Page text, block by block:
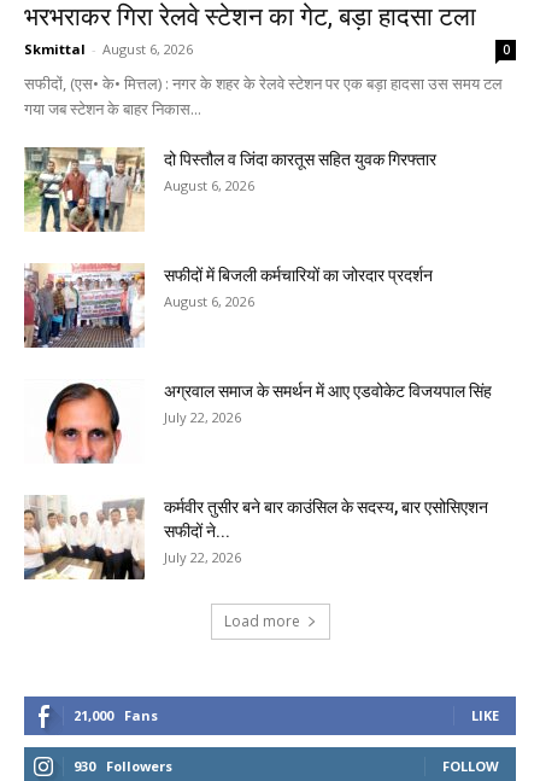
भरभराकर गिरा रेलवे स्टेशन का गेट, बड़ा हादसा टला
Skmittal - August 6, 2026 0
सफीदों, (एस• के• मित्तल) : नगर के शहर के रेलवे स्टेशन पर एक बड़ा हादसा उस समय टल
गया जब स्टेशन के बाहर निकास...
दो पिस्तौल व जिंदा कारतूस सहित युवक गिरफ्तार
August 6, 2026
सफीदों में बिजली कर्मचारियों का जोरदार प्रदर्शन
August 6, 2026
अग्रवाल समाज के समर्थन में आए एडवोकेट विजयपाल सिंह
July 22, 2026
कर्मवीर तुसीर बने बार काउंसिल के सदस्य, बार एसोसिएशन
सफीदों ने...
July 22, 2026
Load more
21,000 Fans LIKE
930 Followers FOLLOW